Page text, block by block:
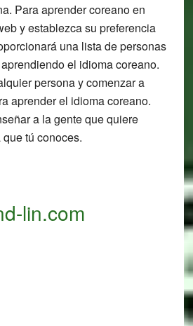
Para aprender coreano en
y establezca su preferencia
una lista de personas
el idioma coreano.
persona y comenzar a
aprender el idioma coreano.
a la gente que quiere
tú conoces.
lin.com